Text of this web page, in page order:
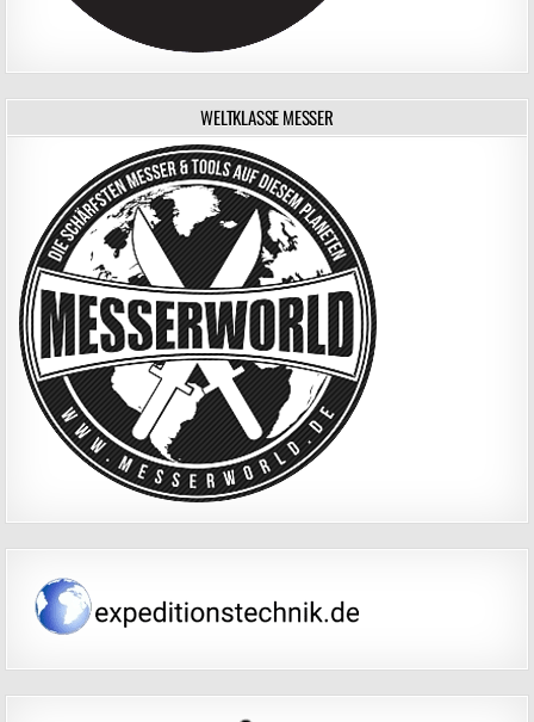
WELTKLASSE MESSER